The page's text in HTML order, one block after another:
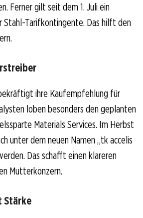
Ferner gilt seit dem 1. Juli ein
Stahl-Tarifkontingente. Das hilft den
ihre Kaufempfehlung für
loben besonders den geplanten
Materials Services. Im Herbst
unter dem neuen Namen „tk accelis
Das schafft einen klareren
Mutterkonzern.
Stärke